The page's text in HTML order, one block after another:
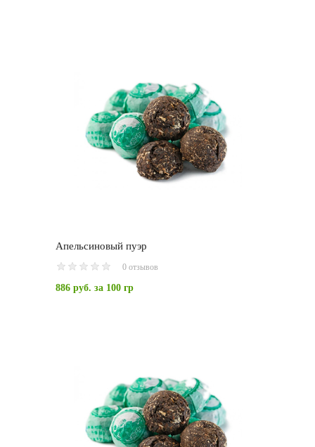
Апельсиновый пуэр
0 отзывов
886 руб. за 100 гр